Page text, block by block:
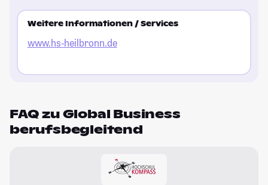
Weitere Informationen / Services
www.hs-heilbronn.de
FAQ zu Global Business
berufsbegleitend